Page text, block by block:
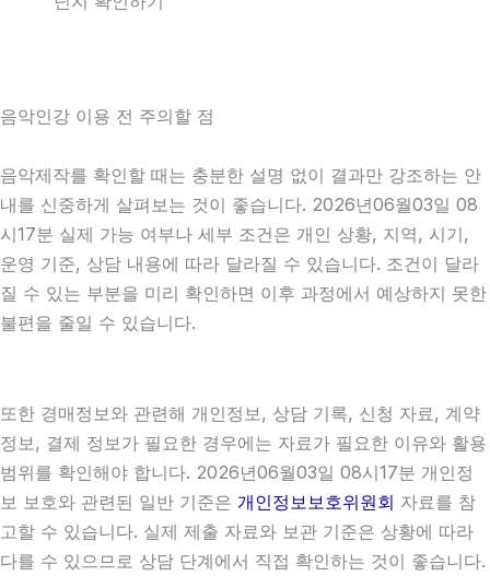
음악인강 이용 전 주의할 점
음악제작를 확인할 때는 충분한 설명 없이 결과만 강조하는 안
내를 신중하게 살펴보는 것이 좋습니다. 2026년06월03일 08
시17분 실제 가능 여부나 세부 조건은 개인 상황, 지역, 시기,
운영 기준, 상담 내용에 따라 달라질 수 있습니다. 조건이 달라
질 수 있는 부분을 미리 확인하면 이후 과정에서 예상하지 못한
불편을 줄일 수 있습니다.
또한 경매정보와 관련해 개인정보, 상담 기록, 신청 자료, 계약
정보, 결제 정보가 필요한 경우에는 자료가 필요한 이유와 활용
범위를 확인해야 합니다. 2026년06월03일 08시17분 개인정
보 보호와 관련된 일반 기준은 개인정보보호위원회 자료를 참
고할 수 있습니다. 실제 제출 자료와 보관 기준은 상황에 따라
다를 수 있으므로 상담 단계에서 직접 확인하는 것이 좋습니다.